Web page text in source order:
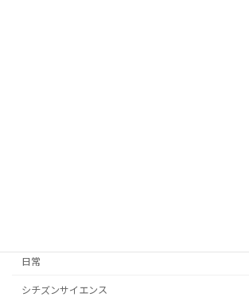
日常
シチズンサイエンス